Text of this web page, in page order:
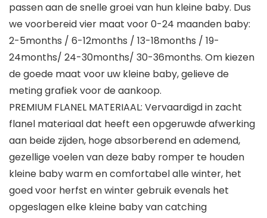
passen aan de snelle groei van hun kleine baby. Dus
we voorbereid vier maat voor 0-24 maanden baby:
2-5months / 6-12months / 13-18months / 19-
24months/ 24-30months/ 30-36months. Om kiezen
de goede maat voor uw kleine baby, gelieve de
meting grafiek voor de aankoop.
PREMIUM FLANEL MATERIAAL: Vervaardigd in zacht
flanel materiaal dat heeft een opgeruwde afwerking
aan beide zijden, hoge absorberend en ademend,
gezellige voelen van deze baby romper te houden
kleine baby warm en comfortabel alle winter, het
goed voor herfst en winter gebruik evenals het
opgeslagen elke kleine baby van catching